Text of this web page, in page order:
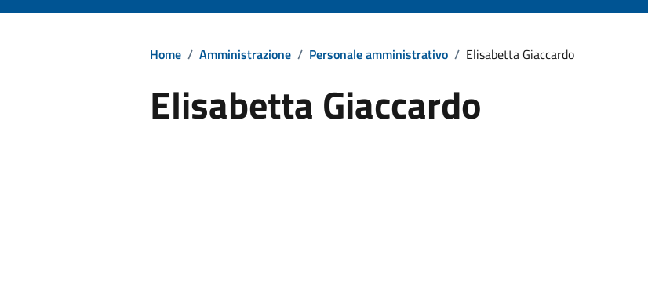
Home / Amministrazione / Personale amministrativo / Elisabetta Giaccardo
Elisabetta Giaccardo